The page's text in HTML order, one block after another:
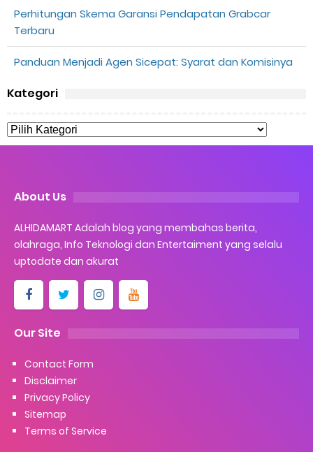
Perhitungan Skema Garansi Pendapatan Grabcar
Terbaru
Panduan Menjadi Agen Sicepat: Syarat dan Komisinya
Kategori
About Us
ALHIDAMART Adalah blog yang membahas berita,
olahraga, Info Teknologi dan Entertaiment yang selalu
uptodate dan akurat
Our Site
Contact Form
Disclaimer
Privacy Policy
Sitemap
Terms of Service